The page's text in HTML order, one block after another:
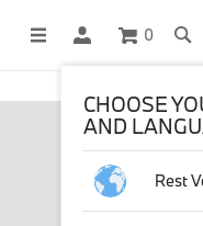
0
DEZE WEBSHOP
CHOOSE
AND
Rest